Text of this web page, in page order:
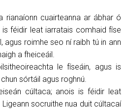
rianaíonn cuairteanna ar ábhar ó
féidir leat iarratais comhaid físe
agus roimhe seo ní raibh tú in ann
a fheiceáil.
le físeáin, agus is
sórtáil agus roghnú.
cúltaca; anois is féidir leat
socruithe nua duit cúltacaí